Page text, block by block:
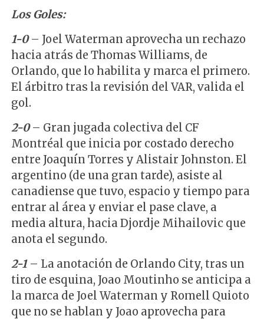
Los Goles:
1-0– Joel Waterman aprovecha un rechazo
hacia atrás de Thomas Williams, de
Orlando, que lo habilita y marca el primero.
El árbitro tras la revisión del VAR, valida el
gol.
2-0– Gran jugada colectiva del CF
Montréal que inicia por costado derecho
entre Joaquín Torres y Alistair Johnston. El
argentino (de una gran tarde), asiste al
canadiense que tuvo, espacio y tiempo para
entrar al área y enviar el pase clave, a
media altura, hacia Djordje Mihailovic que
anota el segundo.
2-1– La anotación de Orlando City, tras un
tiro de esquina, Joao Moutinho se anticipa a
la marca de Joel Waterman y Romell Quioto
que no se hablan y Joao aprovecha para